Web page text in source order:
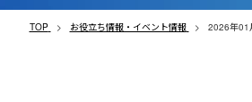
TOP お役立ち情報・イベント情報 2026年01